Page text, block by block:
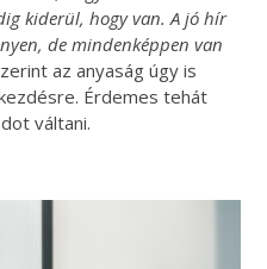
kiderül, hogy van. A jó hír
de mindenképpen van
az anyaság úgy is
Érdemes tehát
váltani.